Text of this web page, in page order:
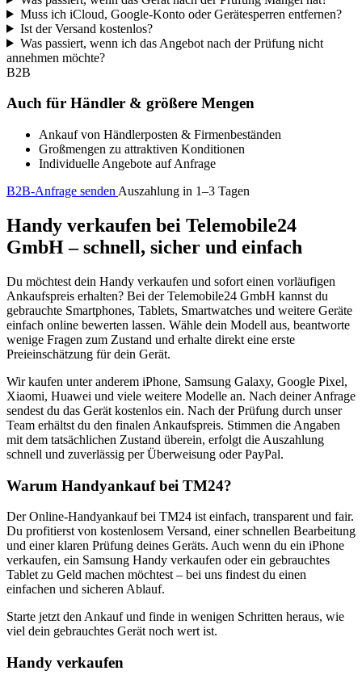
Muss ich iCloud, Google-Konto oder Gerätesperren entfernen?
Ist der Versand kostenlos?
Was passiert, wenn ich das Angebot nach der Prüfung nicht
annehmen möchte?
B2B
Auch für Händler & größere Mengen
Ankauf von Händlerposten & Firmenbeständen
Großmengen zu attraktiven Konditionen
Individuelle Angebote auf Anfrage
B2B-Anfrage senden Auszahlung in 1–3 Tagen
Handy verkaufen bei Telemobile24
GmbH – schnell, sicher und einfach
Du möchtest dein Handy verkaufen und sofort einen vorläufigen
Ankaufspreis erhalten? Bei der Telemobile24 GmbH kannst du
gebrauchte Smartphones, Tablets, Smartwatches und weitere Geräte
einfach online bewerten lassen. Wähle dein Modell aus, beantworte
wenige Fragen zum Zustand und erhalte direkt eine erste
Preieinschätzung für dein Gerät.
Wir kaufen unter anderem iPhone, Samsung Galaxy, Google Pixel,
Xiaomi, Huawei und viele weitere Modelle an. Nach deiner Anfrage
sendest du das Gerät kostenlos ein. Nach der Prüfung durch unser
Team erhältst du den finalen Ankaufspreis. Stimmen die Angaben
mit dem tatsächlichen Zustand überein, erfolgt die Auszahlung
schnell und zuverlässig per Überweisung oder PayPal.
Warum Handyankauf bei TM24?
Der Online-Handyankauf bei TM24 ist einfach, transparent und fair.
Du profitierst von kostenlosem Versand, einer schnellen Bearbeitung
und einer klaren Prüfung deines Geräts. Auch wenn du ein iPhone
verkaufen, ein Samsung Handy verkaufen oder ein gebrauchtes
Tablet zu Geld machen möchtest – bei uns findest du einen
einfachen und sicheren Ablauf.
Starte jetzt den Ankauf und finde in wenigen Schritten heraus, wie
viel dein gebrauchtes Gerät noch wert ist.
Handy verkaufen